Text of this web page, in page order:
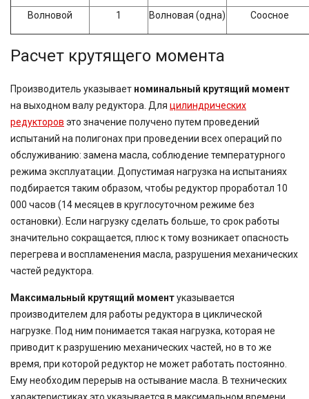
Волновой 1 Волновая (одна) Соосное
Расчет крутящего момента
Производитель указывает номинальный крутящий момент
на выходном валу редуктора. Для цилиндрических
редукторов это значение получено путем проведений
испытаний на полигонах при проведении всех операций по
обслуживанию: замена масла, соблюдение температурного
режима эксплуатации. Допустимая нагрузка на испытаниях
подбирается таким образом, чтобы редуктор проработал 10
000 часов (14 месяцев в круглосуточном режиме без
остановки). Если нагрузку сделать больше, то срок работы
значительно сокращается, плюс к тому возникает опасность
перегрева и воспламенения масла, разрушения механических
частей редуктора.
Максимальный крутящий моментуказывается
производителем для работы редуктора в циклической
нагрузке. Под ним понимается такая нагрузка, которая не
приводит к разрушению механических частей, но в то же
время, при которой редуктор не может работать постоянно.
Ему необходим перерыв на остывание масла. В технических